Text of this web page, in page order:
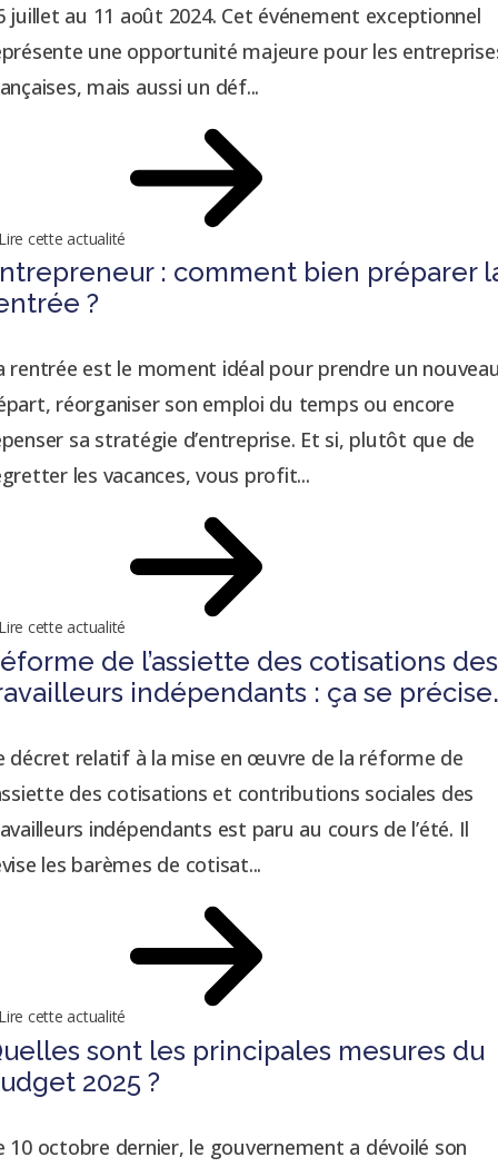
juillet au 11 août 2024. Cet événement exceptionnel
une opportunité majeure pour les
mais aussi un déf...
cette actualité
: comment bien préparer
?
rentrée est le moment idéal pour prendre un
réorganiser son emploi du temps ou encore
sa stratégie d’entreprise. Et si, plutôt que de
les vacances, vous profit...
cette actualité
de l’assiette des cotisations des
indépendants : ça se
décret relatif à la mise en œuvre de la réforme de
des cotisations et contributions sociales des
indépendants est paru au cours de l’été. Il
les barèmes de cotisat...
cette actualité
sont les principales mesures du
2025 ?
10 octobre dernier, le gouvernement a dévoilé son